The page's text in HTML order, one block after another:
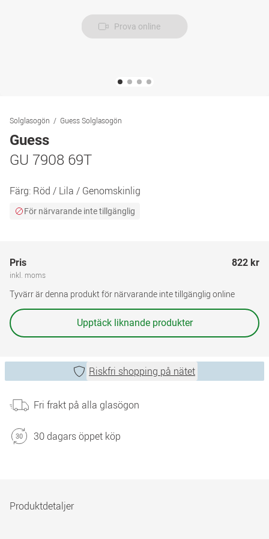
Prova online
Solglasogön Guess Solglasogön
Guess
GU 7908 69T
Färg: Röd / Lila / Genomskinlig
För närvarande inte tillgänglig
Pris
inkl. moms
822 kr
Tyvärr är denna produkt för närvarande inte tillgänglig online
Upptäck liknande produkter
Riskfri shopping på nätet
Fri frakt på alla glasögon
30 dagars öppet köp
Produktdetaljer